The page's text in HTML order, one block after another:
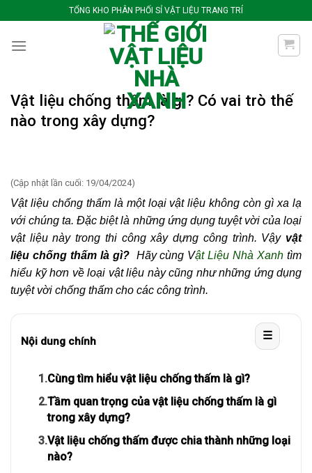
nội
TỔNG KHO PHÂN PHỐI SỈ VẬT LIỆU TRANG TRÍ
Vật liệu chống thấm là gì? Có vai trò thế
nào trong xây dựng?
(Cập nhật lần cuối: 19/04/2024)
Vật liệu chống thấm là một loại vật liệu không còn gì xa lạ
với chúng ta. Đặc biệt là những ứng dụng tuyệt vời của loại
vật liệu này trong thi công xây dựng công trình. Vậy vật
liệu chống thấm là gì?Hãy cùng Vật Liệu Nhà Xanh tìm
hiểu kỹ hơn về loại vật liệu này cũng như những ứng dụng
tuyệt vời chống thấm cho các công trình.
Nội dung chính ☰
1.Cùng tìm hiểu vật liệu chống thấm là gì?
2.Tầm quan trọng của vật liệu chống thấm là gì
trong xây dựng?
3.Vật liệu chống thấm được chia thành những loại
nào?